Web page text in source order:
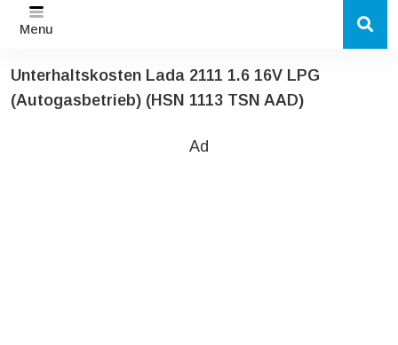
Menu
Unterhaltskosten Lada 2111 1.6 16V LPG
(Autogasbetrieb) (HSN 1113 TSN AAD)
Ad